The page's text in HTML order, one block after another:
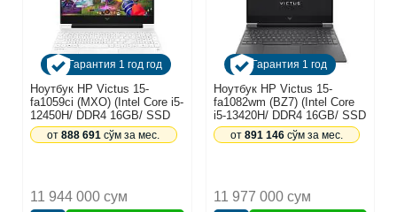
Гарантия 1 год год
Ноутбук HP Victus 15-
fa1059ci (MXO) (Intel Core i5-
12450H/ DDR4 16GB/ SSD
512GB / 15,6" FHD 144Hz/
6GB GF RTX4050/ FreeDOS/
11 944 000 сум
от888 691 сўм за мес.
Гарантия 1 год
Ноутбук HP Victus 15-
fa1082wm (BZ7) (Intel Core
i5-13420H/ DDR4 16GB/ SSD
512GB / 15,6" FHD 144Hz/
6GB GF RTX4050/ Backlit/
11 977 000 сум
от 891 146сўм за мес.